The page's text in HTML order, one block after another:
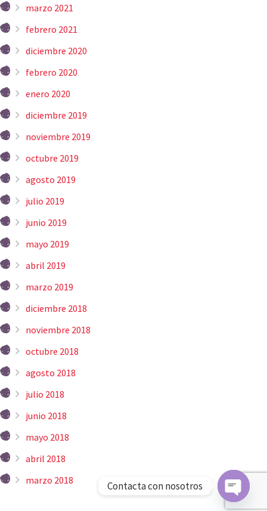
marzo 2021
febrero 2021
diciembre 2020
febrero 2020
enero 2020
diciembre 2019
noviembre 2019
octubre 2019
agosto 2019
julio 2019
junio 2019
mayo 2019
abril 2019
marzo 2019
diciembre 2018
noviembre 2018
octubre 2018
agosto 2018
julio 2018
junio 2018
mayo 2018
abril 2018
marzo 2018
Contacta con nosotros